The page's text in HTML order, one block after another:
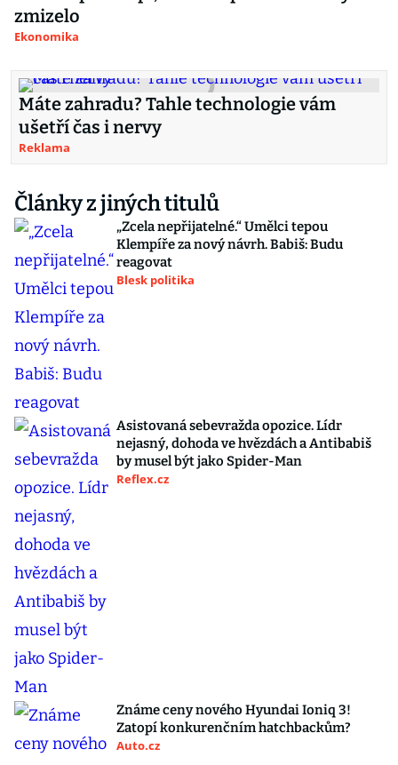
zmizelo
Ekonomika
Máte zahradu? Tahle technologie vám
ušetří čas i nervy
Reklama
Články z jiných titulů
„Zcela nepřijatelné.“ Umělci tepou
Klempíře za nový návrh. Babiš: Budu
reagovat
Blesk politika
Asistovaná sebevražda opozice. Lídr
nejasný, dohoda ve hvězdách a Antibabiš
by musel být jako Spider-Man
Reflex.cz
Známe ceny nového Hyundai Ioniq 3!
Zatopí konkurenčním hatchbackům?
Auto.cz